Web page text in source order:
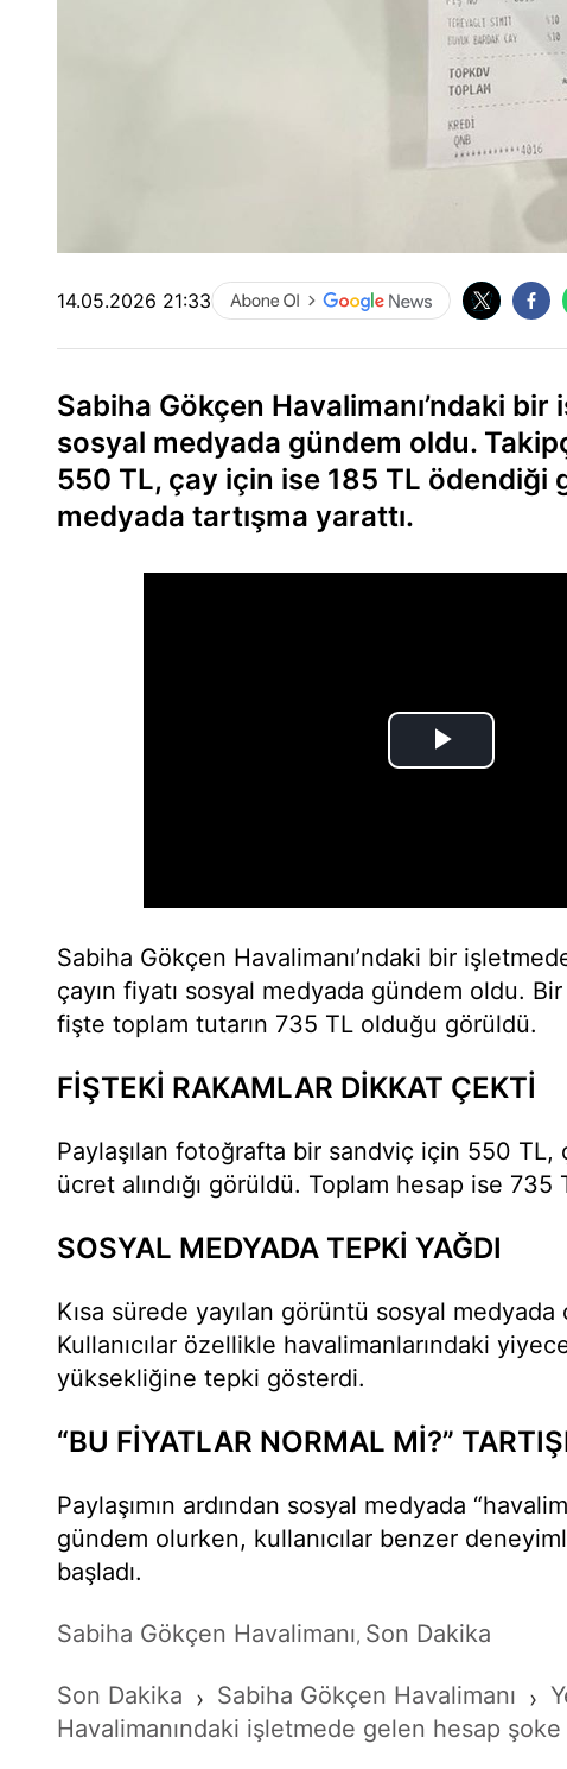
14.05.2026 21:33
Sabiha Gökçen Havalimanı’ndaki
sosyal medyada gündem oldu.
550 TL, çay için ise 185 TL ödendiği
medyada tartışma yarattı.
Sabiha Gökçen Havalimanı’ndaki bir
çayın fiyatı sosyal medyada gündem oldu.
fişte toplam tutarın 735 TL olduğu görüldü.
FİŞTEKİ RAKAMLAR DİKKAT ÇEKTİ
Paylaşılan fotoğrafta bir sandviç için 550 TL,
ücret alındığı görüldü. Toplam hesap ise 735
SOSYAL MEDYADA TEPKİ YAĞDI
Kısa sürede yayılan görüntü sosyal medyada
Kullanıcılar özellikle havalimanlarındaki
yüksekliğine tepki gösterdi.
“BU FİYATLAR NORMAL Mİ?”
Paylaşımın ardından sosyal medyada
gündem olurken, kullanıcılar benzer
başladı.
Sabiha Gökçen Havalimanı, Son Dakika
Son Dakika › Sabiha Gökçen Havalimanı ›
Havalimanındaki işletmede gelen hesap